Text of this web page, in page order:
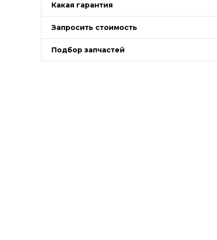
Какая гарантия
Запросить стоимость
Подбор запчастей